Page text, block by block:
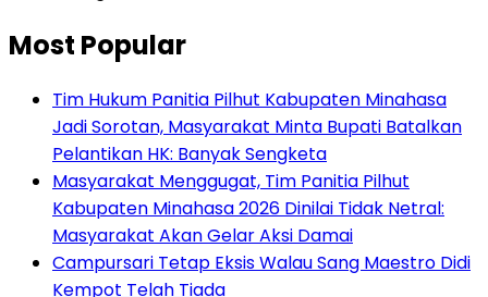
Most Popular
Tim Hukum Panitia Pilhut Kabupaten Minahasa
Jadi Sorotan, Masyarakat Minta Bupati Batalkan
Pelantikan HK: Banyak Sengketa
Masyarakat Menggugat, Tim Panitia Pilhut
Kabupaten Minahasa 2026 Dinilai Tidak Netral:
Masyarakat Akan Gelar Aksi Damai
Campursari Tetap Eksis Walau Sang Maestro Didi
Kempot Telah Tiada